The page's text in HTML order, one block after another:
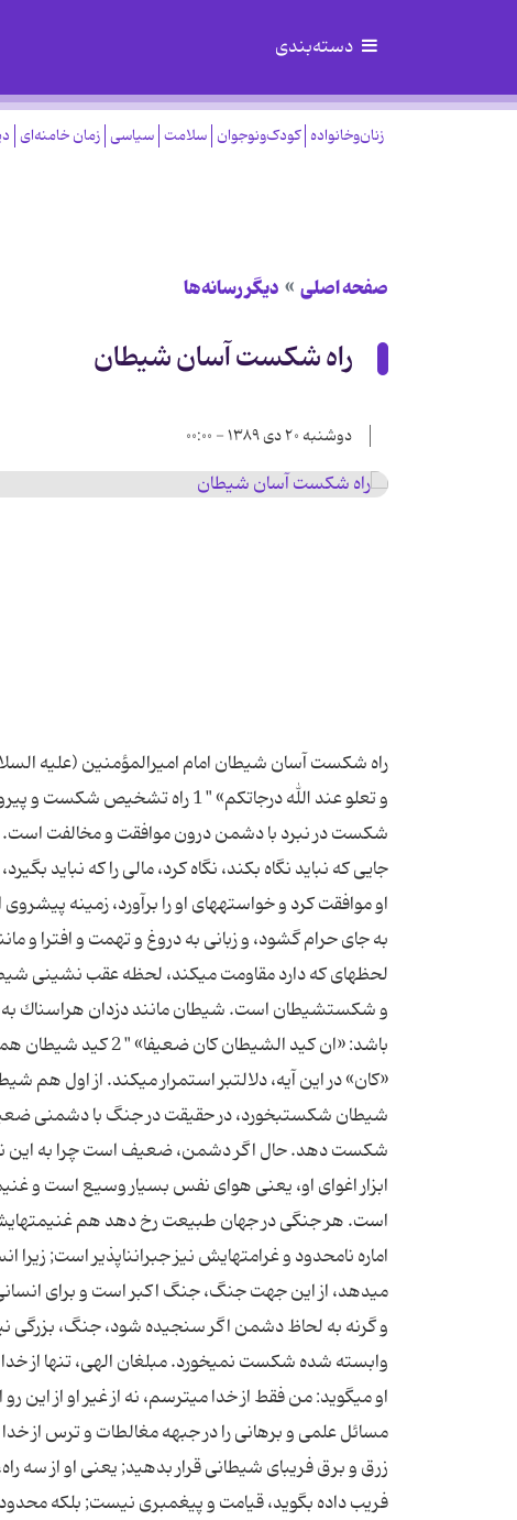
دسته‌بندی
زنان‌وخانواده کودک‌ونوجوان سلامت سیاسی زمان خامنه‌ای
صفحه اصلی دیگر رسانه‌ها
راه شکست آسان شیطان
دوشنبه ۲۰ دی ۱۳۸۹ - ۰۰:۰۰
راه شکست آسان شیطان امام امیرالمؤمنین (علیه
و تعلو عند الله درجاتكم‏» " 1
شكست در نبرد با دشمن درون موافقت و مخالفت است.
جایى كه نباید نگاه بكند، نگاه كرد، مالى را كه نباید
او موافقت كرد و خواسته‏هاى او را برآورد، زمینه
به جاى حرام گشود، و زبانى به دروغ و تهمت و افترا
لحظه‏اى كه دارد مقاومت مى‏كند، لحظه عقب نشینى
و شكست‏شیطان است. شیطان مانند دزدان هراسناك به
باشد: «ان كید
«كان‏» در این آیه، دلالت‏بر استمرار مى‏كند. از اول هم
شیطان شكست‏بخورد، در حقیقت در جنگ با دشمنى
شكست دهد. حال اگر دشمن، ضعیف است چرا به این
ابزار اغواى او، یعنى هواى نفس بسیار وسیع است و
است. هر جنگى در جهان طبیعت رخ دهد هم
اماره نامحدود و غرامتهایش نیز جبران‏ناپذیر است;
مى‏دهد، از این جهت جنگ، جنگ اكبر است و براى
و گرنه به لحاظ دشمن اگر سنجیده شود، جنگ، بزرگى
وابسته شده شكست نمى‏خورد. مبلغان الهى، تنها از
او مى‏گوید: من فقط از خدا مى‏ترسم، نه از غیر او از این
مسائل علمى و برهانى را در جبهه مغالطات و ترس از
زرق و برق فریباى شیطانى قرار بدهید; یعنى او از سه
فریب داده بگوید، قیامت و پیغمبرى نیست; بلكه